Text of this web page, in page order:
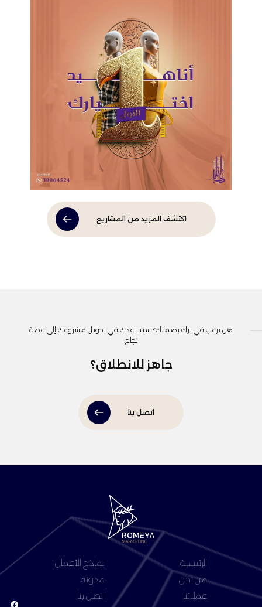
اكتشف المزيد من المشاريع
هل ترغب في ترك بصمتك؟ سنساعدك في تحويل مشروعك إلى قصة
نجاح.
جاهز للانطلاق؟
اتصل بنا
الرئيسية
من نحن
عملائنا
نماذج الأعمال
مدونة
اتصل بنا